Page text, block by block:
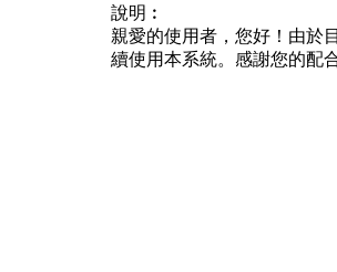
說明︰
親愛的使用者，您好！由於
續使用本系統。感謝您的配合